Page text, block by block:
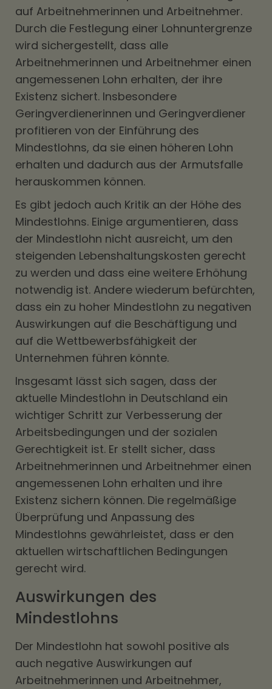
auf Arbeitnehmerinnen und Arbeitnehmer.
Durch die Festlegung einer Lohnuntergrenze
wird sichergestellt, dass alle
Arbeitnehmerinnen und Arbeitnehmer einen
angemessenen Lohn erhalten, der ihre
Existenz sichert. Insbesondere
Geringverdienerinnen und Geringverdiener
profitieren von der Einführung des
Mindestlohns, da sie einen höheren Lohn
erhalten und dadurch aus der Armutsfalle
herauskommen können.
Es gibt jedoch auch Kritik an der Höhe des
Mindestlohns. Einige argumentieren, dass
der Mindestlohn nicht ausreicht, um den
steigenden Lebenshaltungskosten gerecht
zu werden und dass eine weitere Erhöhung
notwendig ist. Andere wiederum befürchten,
dass ein zu hoher Mindestlohn zu negativen
Auswirkungen auf die Beschäftigung und
auf die Wettbewerbsfähigkeit der
Unternehmen führen könnte.
Insgesamt lässt sich sagen, dass der
aktuelle Mindestlohn in Deutschland ein
wichtiger Schritt zur Verbesserung der
Arbeitsbedingungen und der sozialen
Gerechtigkeit ist. Er stellt sicher, dass
Arbeitnehmerinnen und Arbeitnehmer einen
angemessenen Lohn erhalten und ihre
Existenz sichern können. Die regelmäßige
Überprüfung und Anpassung des
Mindestlohns gewährleistet, dass er den
aktuellen wirtschaftlichen Bedingungen
gerecht wird.
Auswirkungen des
Mindestlohns
Der Mindestlohn hat sowohl positive als
auch negative Auswirkungen auf
Arbeitnehmerinnen und Arbeitnehmer,